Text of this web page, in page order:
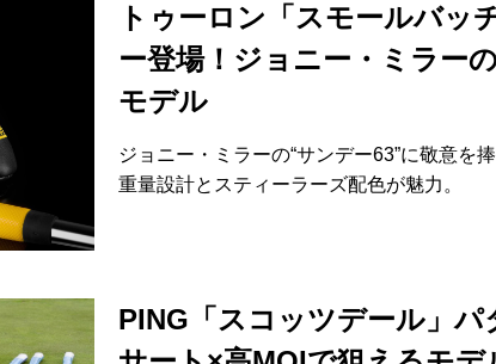
トゥーロン「スモールバッ
ー登場！ジョニー・ミラー
モデル
ジョニー・ミラーの“サンデー63”に敬意を
重量設計とスティーラーズ配色が魅力。
PING「スコッツデール」パ